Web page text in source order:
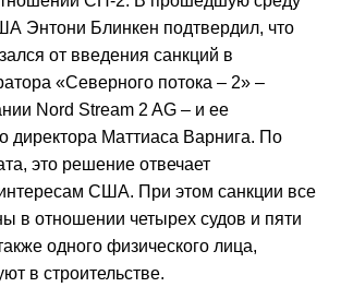
Энтони Блинкен подтвердил, что
от введения санкций в
«Северного потока – 2» –
Nord Stream 2 AG – и ее
директора Маттиаса Варнига. По
это решение отвечает
США. При этом санкции все
в отношении четырех судов и пяти
одного физического лица,
в строительстве.